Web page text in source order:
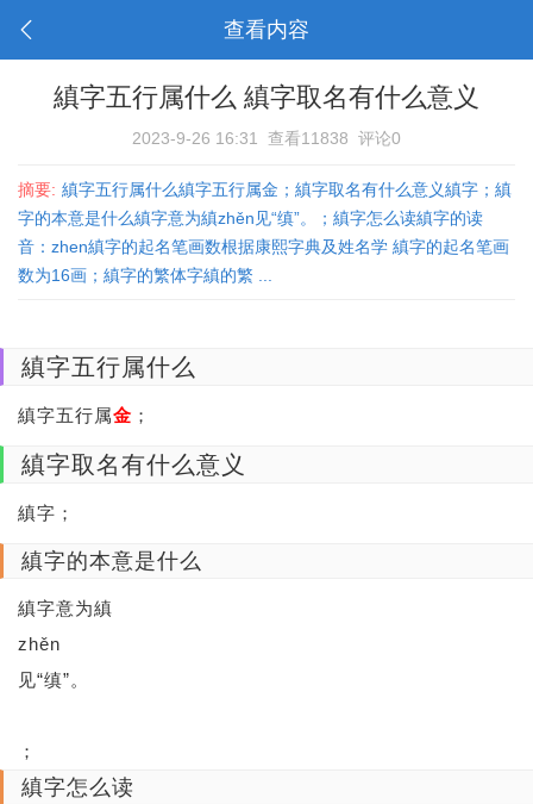
查看内容
縝字五行属什么 縝字取名有什么意义
2023-9-26 16:31 查看11838 评论0
摘要: 縝字五行属什么縝字五行属金；縝字取名有什么意义縝字；縝
字的本意是什么縝字意为縝zhěn见“缜”。；縝字怎么读縝字的读
音：zhen縝字的起名笔画数根据康熙字典及姓名学 縝字的起名笔画
数为16画；縝字的繁体字縝的繁 ...
縝字五行属什么
縝字五行属金 ；
縝字取名有什么意义
縝字 ；
縝字的本意是什么
縝字意为縝
zhěn
见“缜”。
；
縝字怎么读